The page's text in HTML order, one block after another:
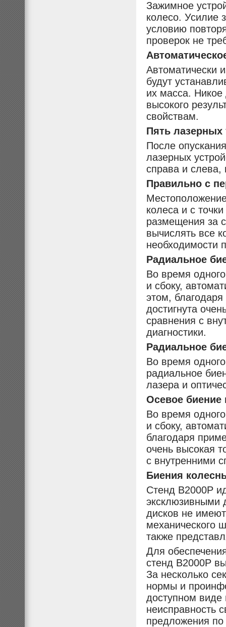
Зажимное
колесо. Усилие
условию
проверок не
Автоматически
будут
их масса. Никое
высокого
свойствам.
Пять лазерных
После
лазерных
справа и слева,
Правильно с
колеса и с
размещения за
вычислять все
необходимости
Радиальное
Во время
и сбоку,
этом,
достигнута
сравнения с
диагностики.
Радиальное
Во время
радиальное
лазера и
Осевое биение
Во время
и сбоку,
благодаря
очень высокая
с внутренними
Биения
Стенд B2000P
эксклюзивными
дисков не
механического
также
Для
стенд B2000P
За несколько
нормы и
доступном виде
неисправность
предложения по